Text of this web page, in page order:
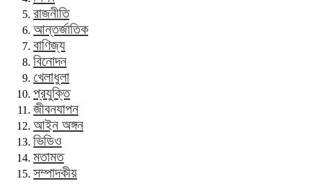
রাজনীতি
আন্তর্জাতিক
বাণিজ্য
বিনোদন
খেলাধুলা
প্রযুক্তি
জীবনযাপন
আইন অঙ্গন
ভিডিও
মতামত
সম্পাদকীয়